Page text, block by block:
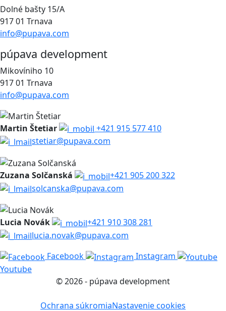
Dolné bašty 15/A
917 01 Trnava
info@pupava.com
púpava development
Mikovíniho 10
917 01 Trnava
info@pupava.com
Martin Štetiar
+421 915 577 410
stetiar@pupava.com
Zuzana Solčanská
+421 905 200 322
solcanska@pupava.com
Lucia Novák
+421 910 308 281
lucia.novak@pupava.com
Facebook
Instagram
Youtube
© 2026 - púpava development
Ochrana súkromiaNastavenie cookies